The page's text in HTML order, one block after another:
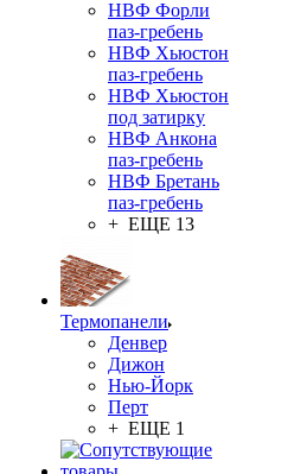
НВФ Форли
паз-гребень
НВФ Хьюстон
паз-гребень
НВФ Хьюстон
под затирку
НВФ Анкона
паз-гребень
НВФ Бретань
паз-гребень
+ ЕЩЕ 13
Термопанели
Денвер
Дижон
Нью-Йорк
Перт
+ ЕЩЕ 1